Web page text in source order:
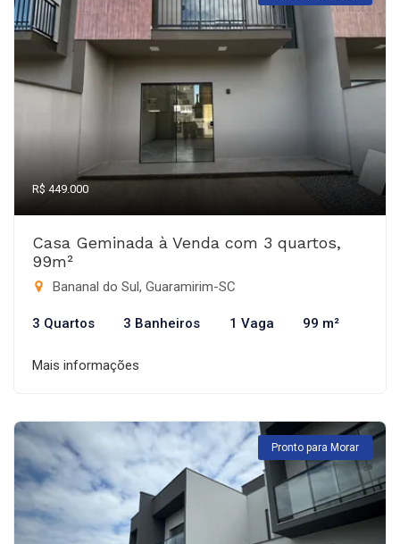
R$ 449.000
Casa Geminada à Venda com 3 quartos,
99m²
Bananal do Sul, Guaramirim-SC
3 Quartos 3 Banheiros 1 Vaga 99 m²
Mais informações
Pronto para Morar